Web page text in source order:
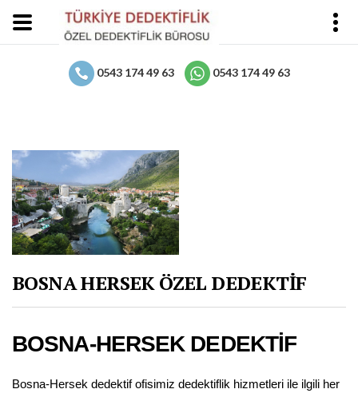
0543 174 49 63 0543 174 49 63
BOSNA HERSEK ÖZEL DEDEKTİF
BOSNA-HERSEK DEDEKTİF
Bosna-Hersek dedektif ofisimiz dedektiflik hizmetleri ile ilgili her